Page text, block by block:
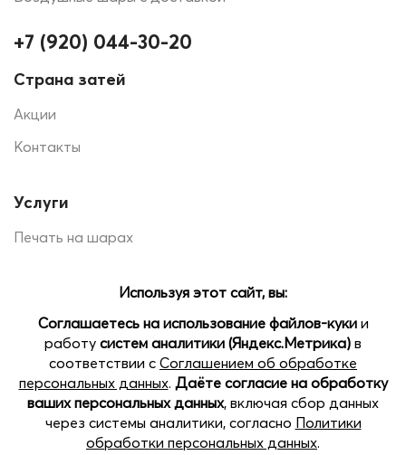
+7 (920) 044-30-20
Страна затей
Акции
Контакты
Услуги
Печать на шарах
Доставка и оплата
Наши магазины:
пр.Кораблестроителей 22 Б, ТЦ SEVEN, 2 этаж
Позвоните нам